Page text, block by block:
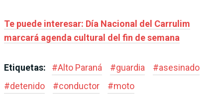
Te puede interesar: Día Nacional del Carrulim
marcará agenda cultural del fin de semana
Etiquetas: #Alto Paraná #guardia #asesinado
#detenido #conductor #moto